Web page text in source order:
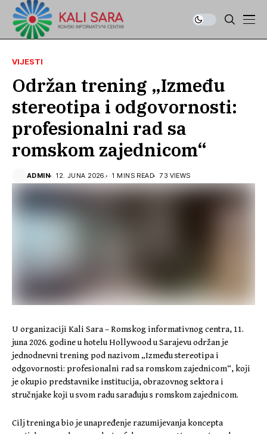
VIJESTI
Održan trening „Između
stereotipa i odgovornosti:
profesionalni rad sa
romskom zajednicom“
ADMIN 12. JUNA 2026. 1 MINS READ 73 VIEWS
U organizaciji Kali Sara – Romskog informativnog centra, 11.
juna 2026. godine u hotelu Hollywood u Sarajevu održan je
jednodnevni trening pod nazivom „Između stereotipa i
odgovornosti: profesionalni rad sa romskom zajednicom“, koji
je okupio predstavnike institucija, obrazovnog sektora i
stručnjake koji u svom radu sarađuju s romskom zajednicom.
Cilj treninga bio je unapređenje razumijevanja koncepta